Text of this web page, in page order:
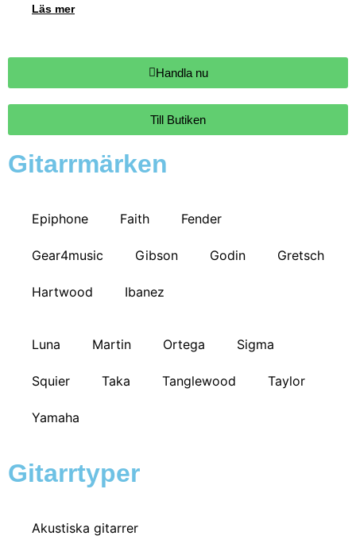
Läs mer
Handla nu
Till Butiken
Gitarrmärken
Epiphone Faith Fender
Gear4music Gibson Godin Gretsch
Hartwood Ibanez
Luna Martin Ortega Sigma
Squier Taka Tanglewood Taylor
Yamaha
Gitarrtyper
Akustiska gitarrer